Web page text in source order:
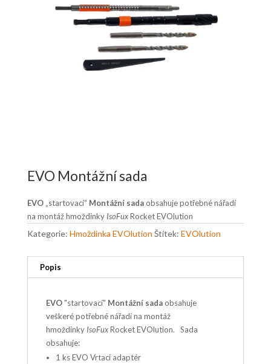
EVO Montážní sada
EVO „startovací“Montážní sada obsahuje potřebné nářadí
na montáž hmoždinky IsoFuxRocket EVOlution
Kategorie: Hmoždinka EVOlution Štítek: EVOlution
Popis
EVO"startovací" Montážní sada obsahuje
veškeré potřebné nářadí na montáž
hmoždinky IsoFuxRocket EVOlution. Sada
obsahuje:
1 ks EVO Vrtací adaptér